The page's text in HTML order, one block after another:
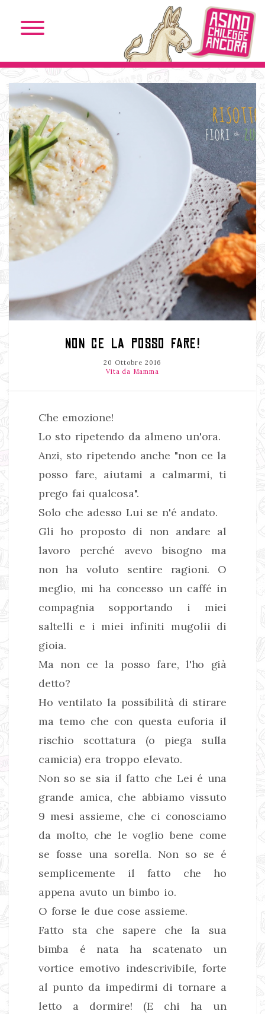
NON CE LA POSSO FARE!
20 Ottobre 2016
Vita da Mamma
Che emozione!
Lo sto ripetendo da almeno un'ora.
Anzi, sto ripetendo anche "non ce la
posso fare, aiutami a calmarmi, ti
prego fai qualcosa".
Solo che adesso Lui se n'é andato.
Gli ho proposto di non andare al
lavoro perché avevo bisogno ma
non ha voluto sentire ragioni. O
meglio, mi ha concesso un caffé in
compagnia sopportando i miei
saltelli e i miei infiniti mugolii di
gioia.
Ma non ce la posso fare, l'ho già
detto?
Ho ventilato la possibilità di stirare
ma temo che con questa euforia il
rischio scottatura (o piega sulla
camicia) era troppo elevato.
Non so se sia il fatto che Lei é una
grande amica, che abbiamo vissuto
9 mesi assieme, che ci conosciamo
da molto, che le voglio bene come
se fosse una sorella. Non so se é
semplicemente il fatto che ho
appena avuto un bimbo io.
O forse le due cose assieme.
Fatto sta che sapere che la sua
bimba é nata ha scatenato un
vortice emotivo indescrivibile, forte
al punto da impedirmi di tornare a
letto a dormire! (E chi ha un